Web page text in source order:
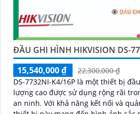
ĐẦU GHI HÌNH HIKVISION DS-
15,540,000 ₫
22,300,000 ₫
DS-7732NI-K4/16P là một thiết bị
lượng cao được sử dụng rộng rãi
an ninh. Với khả năng kết nối và quản lý đến 32 camera,